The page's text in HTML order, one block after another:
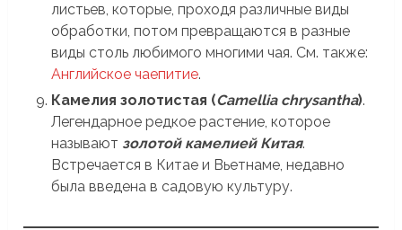
листьев, которые, проходя различные виды
обработки, потом превращаются в разные
виды столь любимого многими чая. См. также:
Английское чаепитие.
Камелия золотистая (Camellia chrysantha).
Легендарное редкое растение, которое
называют золотой камелией Китая.
Встречается в Китае и Вьетнаме, недавно
была введена в садовую культуру.